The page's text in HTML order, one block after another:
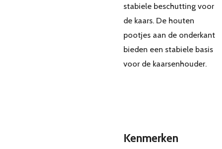
stabiele beschutting voor
de kaars. De houten
pootjes aan de onderkant
bieden een stabiele basis
voor de kaarsenhouder.
Kenmerken